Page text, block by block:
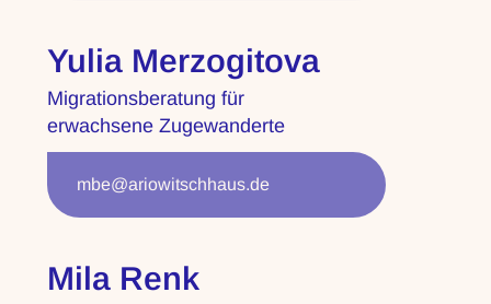
Yulia Merzogitova
Migrationsberatung für
erwachsene Zugewanderte
mbe@ariowitschhaus.de
Mila Renk